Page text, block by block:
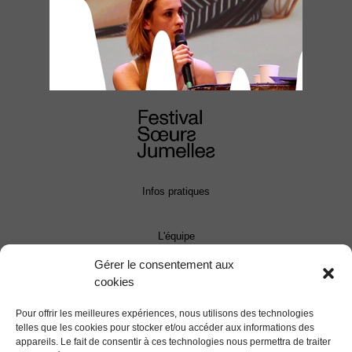
Gérer le consentement aux
cookies
Pour offrir les meilleures expériences, nous utilisons des technologies
telles que les cookies pour stocker et/ou accéder aux informations des
appareils. Le fait de consentir à ces technologies nous permettra de traiter
Infos pratiques
L'équipe
Presse